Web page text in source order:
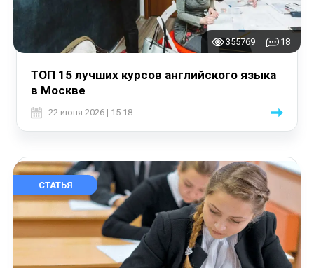
355769 18
ТОП 15 лучших курсов английского языка
в Москве
22 июня 2026 | 15:18
СТАТЬЯ